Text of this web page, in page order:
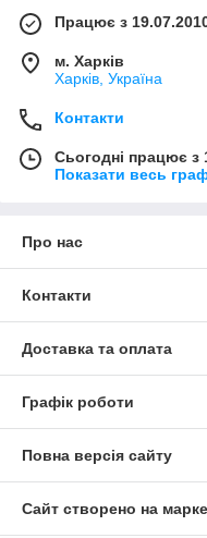
Працює з
м. Харків
Харків, Україна
Контакти
Сьогодні працює з
Показати весь
Про нас
Контакти
Доставка та оплата
Графік роботи
Повна версія сайту
Сайт створено на